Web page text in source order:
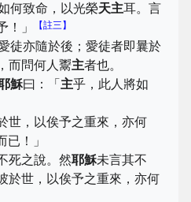
何致命，以光榮天主耳。言
！」
【註三】
徒亦隨於後；愛徒者即曩於
而問何人鬻主者也。
穌曰：「主乎，此人將如
世，以俟予之重來，亦何
已！」
死之說。然耶穌未言其不
於世，以俟予之重來，亦何